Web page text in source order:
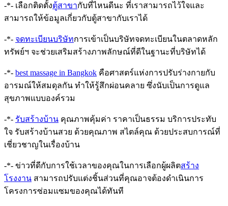
-*- เลือกติดตั้งตู้สาขากับที่ไหนดีนะ ที่เราสามารถไว้ใจและ
สามารถให้ข้อมูลเกี่ยวกับตู้สาขากับเราได้
-*- จดทะเบียนบริษัทการเข้าเป็นบริษัทจดทะเบียนในตลาดหลัก
ทรัพย์ฯ จะช่วยเสริมสร้างภาพลักษณ์ที่ดีในฐานะที่บริษัทได้
-*- best massage in Bangkok คือศาสตร์แห่งการปรับร่างกายกับ
อารมณ์ให้สมดุลกัน ทำให้รู้สึกผ่อนคลาย ซึ่งนับเป็นการดูแล
สุขภาพแบบองค์รวม
-*- รับสร้างบ้าน คุณภาพคุ้มค่า ราคาเป็นธรรม บริการประทับ
ใจ รับสร้างบ้านสวย ด้วยคุณภาพ สไตล์คุณ ด้วยประสบการณ์ที่
เชี่ยวชาญในเรื่องบ้าน
-*- ข่าวที่ดีกับการใช้เวลาของคุณในการเลือกผู้ผลิตสร้าง
โรงงาน สามารถปรับแต่งชิ้นส่วนที่คุณอาจต้องดำเนินการ
โครงการซ่อมแซมของคุณได้ทันที